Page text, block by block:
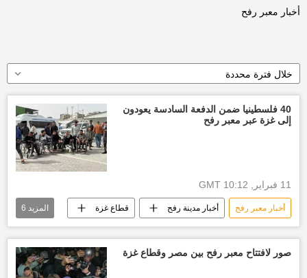
أخبار معبر رفح
خلال فترة محددة
40 فلسطينيا ضمن الدفعة السادسة يعودون
إلى غزة عبر معبر رفح
11 فبراير, 10:12 GMT
أخبار معبر رفح أخبار مدينة رفح قطاع غزة
غزة العدوان الإسرائيلي على غزة
إسرائيل أخبار إسرائيل اليوم
المزيد 6
صور لافتتاح معبر رفح بين مصر وقطاع غزة